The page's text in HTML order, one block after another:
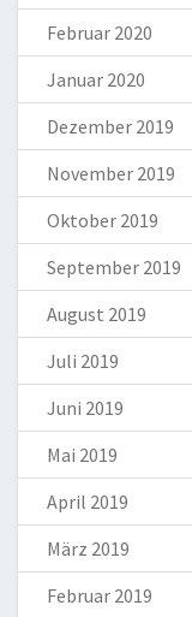
Februar 2020
Januar 2020
Dezember 2019
November 2019
Oktober 2019
September 2019
August 2019
Juli 2019
Juni 2019
Mai 2019
April 2019
März 2019
Februar 2019